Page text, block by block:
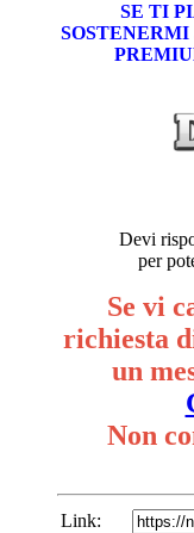
SE TI
Devi
per
Se vi
richiesta
un
Non
Link: